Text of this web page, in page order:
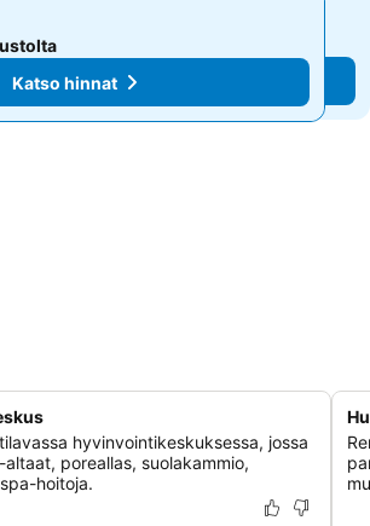
Katso hinnat
Katso hinnat
hyvinvointikeskuksessa, jossa
poreallas, suolakammio,
hoitoja.